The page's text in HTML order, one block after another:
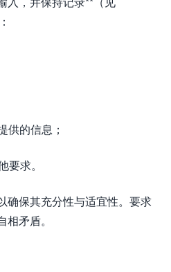
供的信息；
要求。
确保其充分性与适宜性。要求
矛盾。